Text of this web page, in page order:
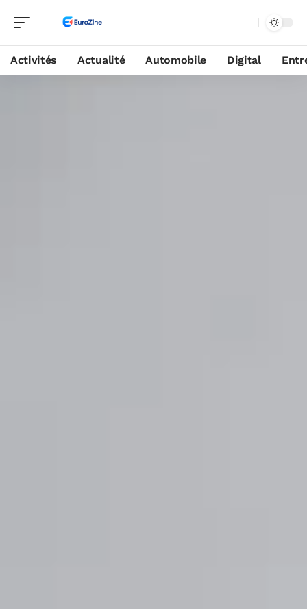
Activités Actualité Automobile Digital